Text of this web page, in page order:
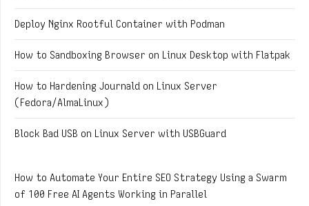
Deploy Nginx Rootful Container with Podman
How to Sandboxing Browser on Linux Desktop with Flatpak
How to Hardening Journald on Linux Server
(Fedora/AlmaLinux)
Block Bad USB on Linux Server with USBGuard
How to Automate Your Entire SEO Strategy Using a Swarm
of 100 Free AI Agents Working in Parallel